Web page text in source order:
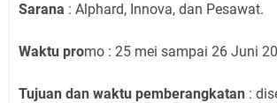
Sarana : Alphard, Innova, dan Pesawat.
Waktu promo : 25 mei sampai 26 Juni
Tujuan dan waktu pemberangkatan :